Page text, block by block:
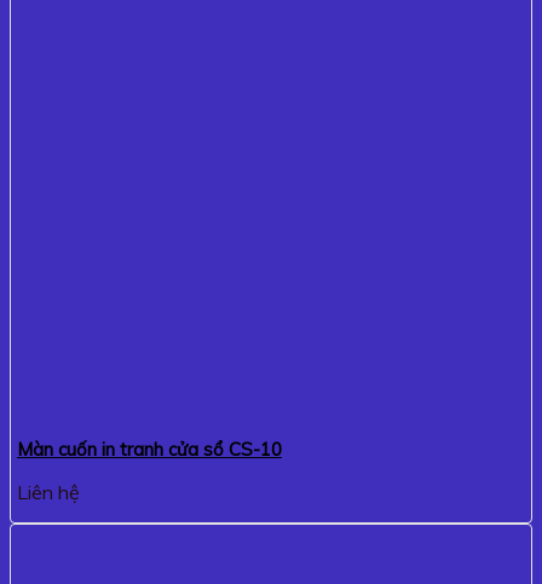
Màn cuốn in tranh cửa sổ CS-10
Liên hệ